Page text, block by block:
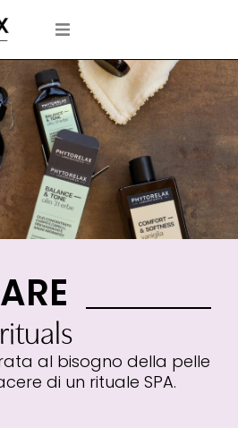
al bisogno della pelle
di un rituale SPA.